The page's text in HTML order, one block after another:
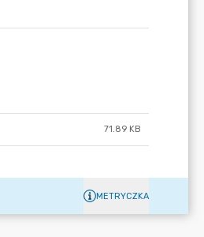
71.89 KB
METRYCZKA